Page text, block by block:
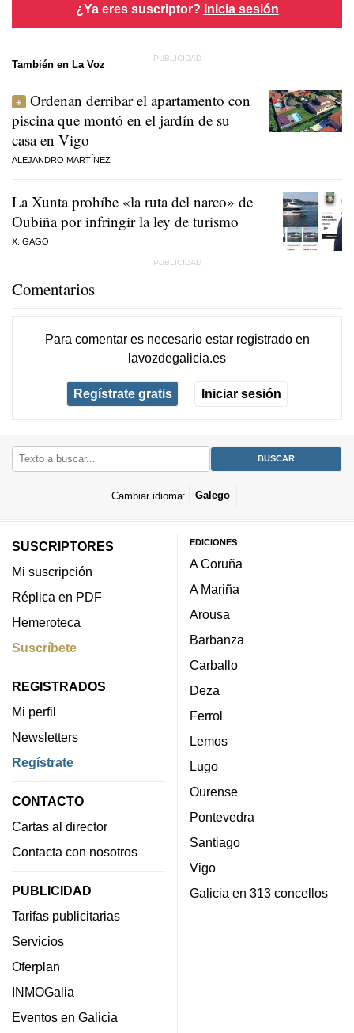
¿Ya eres suscriptor? Inicia sesión
También en La Voz
Ordenan derribar el apartamento con
piscina que montó en el jardín de su
casa en Vigo
ALEJANDRO MARTÍNEZ
La Xunta prohíbe «la ruta del narco» de
Oubiña por infringir la ley de turismo
X. GAGO
Comentarios
Para comentar es necesario estar registradoen
lavozdegalicia.es
Regístrate gratis Iniciar sesión
Cambiar idioma: Galego
SUSCRIPTORES
Mi suscripción
Réplica en PDF
Hemeroteca
Suscríbete
REGISTRADOS
Mi perfil
Newsletters
Regístrate
CONTACTO
Cartas al director
Contacta con nosotros
PUBLICIDAD
Tarifas publicitarias
Servicios
Oferplan
INMOGalia
Eventos en Galicia
EDICIONES
A Coruña
A Mariña
Arousa
Barbanza
Carballo
Deza
Ferrol
Lemos
Lugo
Ourense
Pontevedra
Santiago
Vigo
Galicia en 313 concellos